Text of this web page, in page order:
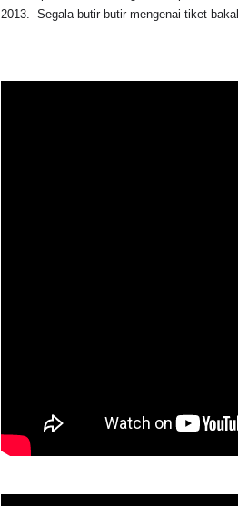
2013. Segala butir-butir mengenai tiket